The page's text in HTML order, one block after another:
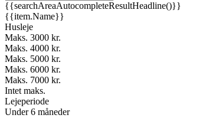
{{searchAreaAutocompleteResultHeadline()}}
{{item.Name}}
Husleje
Maks. 3000 kr.
Maks. 4000 kr.
Maks. 5000 kr.
Maks. 6000 kr.
Maks. 7000 kr.
Intet maks.
Lejeperiode
Under 6 måneder